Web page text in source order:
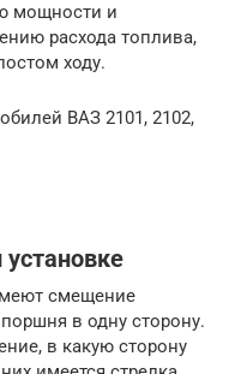
мощности и
расхода топлива,
ходу.
ВАЗ 2101, 2102,
смещение
в одну сторону.
в какую сторону